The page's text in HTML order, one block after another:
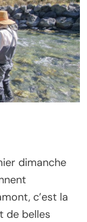
dimanche
c’est la
de belles